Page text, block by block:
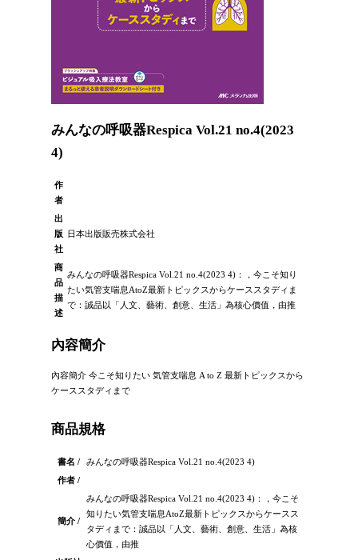
みんなの呼吸器Respica Vol.21 no.4(2023
4)
作
者
出
版
社
日本出版販売株式会社
商
品
描
述
みんなの呼吸器Respica Vol.21 no.4(2023 4)：，今こそ知り
たい気管支喘息AtoZ最新トピックスからケーススタディま
で：誠品以「人文、藝術、創意、生活」為核心價值，由推
內容簡介
內容簡介 今こそ知りたい 気管支喘息 A to Z 最新トピックスから
ケーススタディまで
商品規格
書名 /
みんなの呼吸器Respica Vol.21 no.4(2023 4)
作者 /
簡介 /
みんなの呼吸器Respica Vol.21 no.4(2023 4)：，今こそ
知りたい気管支喘息AtoZ最新トピックスからケースス
タディまで：誠品以「人文、藝術、創意、生活」為核
心價值，由推